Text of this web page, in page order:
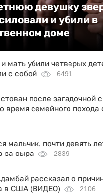
девушку
и убили в
доме
мать убили четверых
с собой
6491
после загадочной
время семейного похода
мальчик, почти девять
за сыра
2839
рассказал о
в США (ВИДЕО)
2106